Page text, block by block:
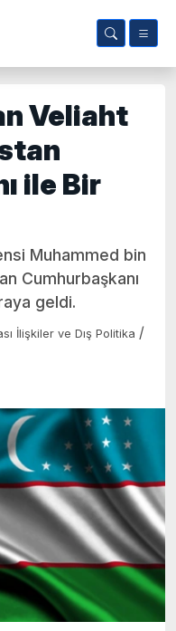
Veliaht
ile Bir
Muhammed bin
Cumhurbaşkanı
geldi.
İlişkiler ve Dış Politika /